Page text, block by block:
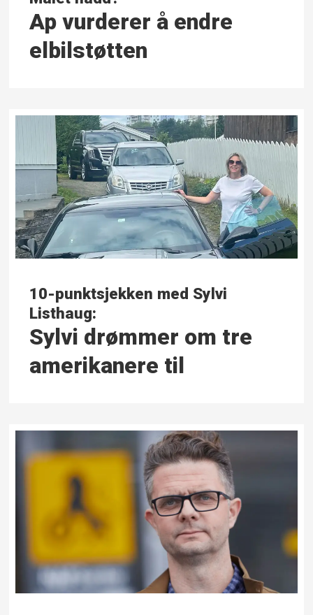
Ap vurderer å endre
elbil­støtten
10-punktsjekken med Sylvi
Listhaug:
Sylvi drømmer om tre
amerikanere til